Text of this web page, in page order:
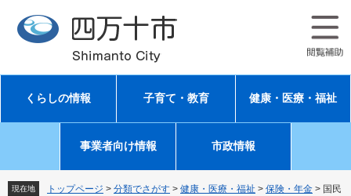
先
す
を
し
文
くらしの情報 子育て・教育 健康・医療・福祉
事業者向け情報 市政情報
現在地 トップページ > 分類でさがす > 健康・医療・福祉 > 保険・年金 > 国民